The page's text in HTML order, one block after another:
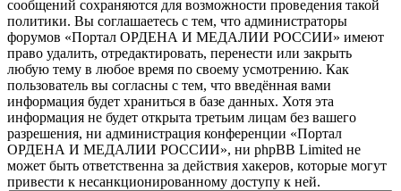
сообщений сохраняются для возможности проведения такой
политики. Вы соглашаетесь с тем, что администраторы
форумов «Портал ОРДЕНА И МЕДАЛИИ РОССИИ» имеют
право удалить, отредактировать, перенести или закрыть
любую тему в любое время по своему усмотрению. Как
пользователь вы согласны с тем, что введённая вами
информация будет храниться в базе данных. Хотя эта
информация не будет открыта третьим лицам без вашего
разрешения, ни администрация конференции «Портал
ОРДЕНА И МЕДАЛИИ РОССИИ», ни phpBB Limited не
может быть ответственна за действия хакеров, которые могут
привести к несанкционированному доступу к ней.